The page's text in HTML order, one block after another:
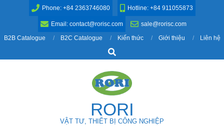
Phone: +84 2363746080 Hotline: +84 911055873
Email: contact@rorisc.com
sale@rorisc.com
B2B Catalogue
B2C Catalogue Kiến thức Giới thiệu
Liên hệ
Search
RORI
VẬT TƯ, THIẾT BỊ CÔNG NGHIỆP